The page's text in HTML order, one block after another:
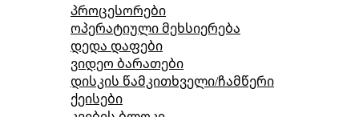
პროცესორები
ოპერატიული მეხსიერება
დედა დაფები
ვიდეო ბარათები
დისკის წამკითხველი/ჩამწერი
ქეისები